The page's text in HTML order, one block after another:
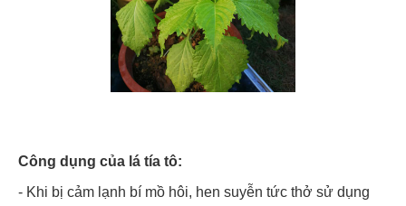
Công dụng của lá tía tô:
- Khi bị cảm lạnh bí mồ hôi, hen suyễn tức thở sử dụng